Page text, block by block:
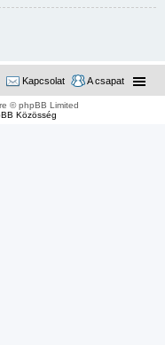
A csapat
Kapcsolat
© phpBB Limited
Közösség